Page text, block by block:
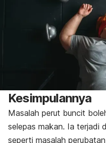
Kesimpulannya
Masalah perut buncit
selepas makan. Ia terjadi
seperti masalah